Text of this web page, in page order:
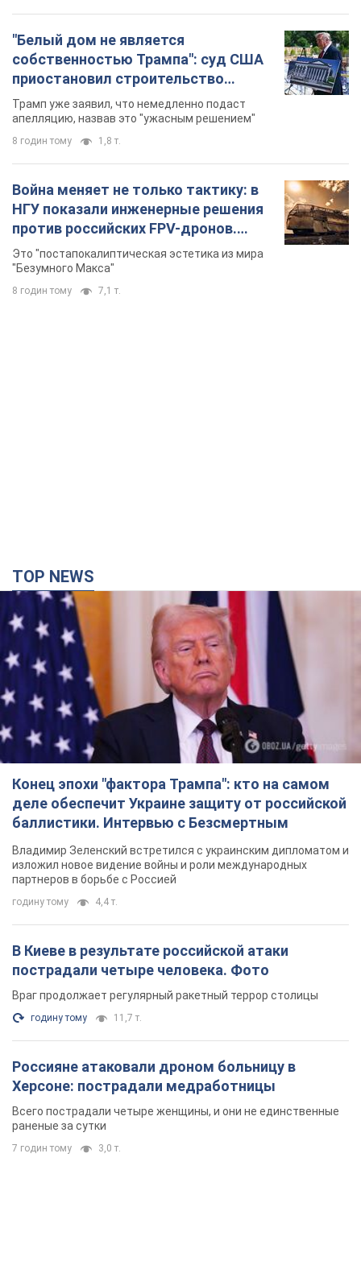
"Белый дом не является
собственностью Трампа": суд США
приостановил строительство
бального зала стоимостью 400 млн
долларов
Трамп уже заявил, что немедленно подаст
апелляцию, назвав это "ужасным решением"
8 годин тому 1,8 т.
Война меняет не только тактику: в
НГУ показали инженерные решения
против российских FPV-дронов.
Фото
Это "постапокалиптическая эстетика из мира
"Безумного Макса"
8 годин тому 7,1 т.
TOP NEWS
Конец эпохи "фактора Трампа": кто на самом
деле обеспечит Украине защиту от российской
баллистики. Интервью с Безсмертным
Владимир Зеленский встретился с украинским дипломатом и
изложил новое видение войны и роли международных
партнеров в борьбе с Россией
годину тому 4,4 т.
В Киеве в результате российской атаки
пострадали четыре человека. Фото
Враг продолжает регулярный ракетный террор столицы
годину тому 11,7 т.
Россияне атаковали дроном больницу в
Херсоне: пострадали медработницы
Всего пострадали четыре женщины, и они не единственные
раненые за сутки
7 годин тому 3,0 т.